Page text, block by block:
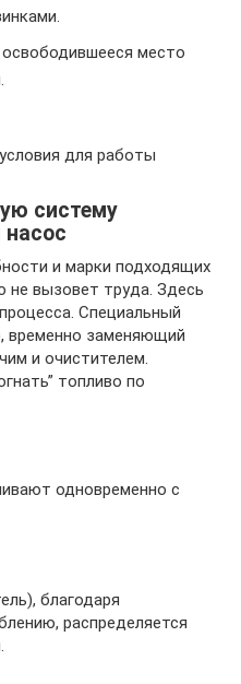
место
для работы
систему
и марки подходящих
не вызовет труда. Здесь
Специальный
временно заменяющий
и очистителем.
топливо по
одновременно с
благодаря
распределяется